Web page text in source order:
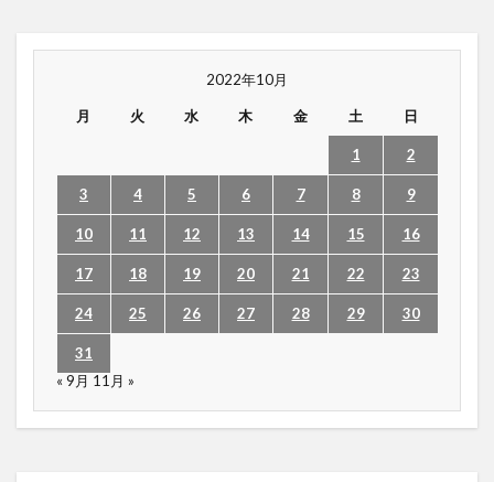
2022年10月
月 火 水 木 金 土 日
1 2
3 4 5 6 7 8 9
10 11 12 13 14 15 16
17 18 19 20 21 22 23
24 25 26 27 28 29 30
31
« 9月 11月 »